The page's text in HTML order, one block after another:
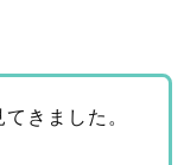
きました。